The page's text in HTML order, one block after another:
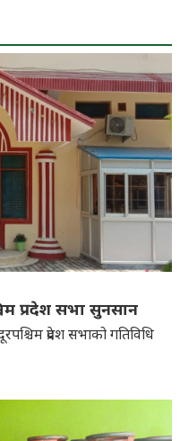
प्रदेश सभा सुनसान
प्रदेश सभाको गतिविधि